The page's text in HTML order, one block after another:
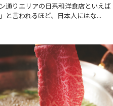
通りエリアの日系和洋食店といえば
」と言われるほど、日本人にはな...